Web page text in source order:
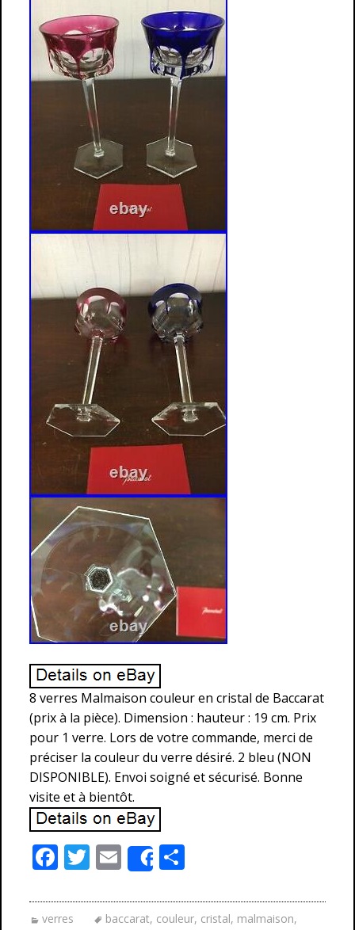
8 verres Malmaison couleur en cristal de Baccarat
(prix à la pièce). Dimension : hauteur : 19 cm. Prix
pour 1 verre. Lors de votre commande, merci de
préciser la couleur du verre désiré. 2 bleu (NON
DISPONIBLE). Envoi soigné et sécurisé. Bonne
visite et à bientôt.
F
e
T
itt
E
m
ai
Share
ta
verres baccarat, couleur, cristal, malmaison,